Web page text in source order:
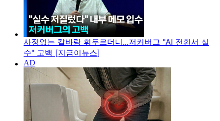
사정없는 칼바람 휘두르더니...저커버그 "AI 전환서 실
수" 고백 [지금이뉴스]